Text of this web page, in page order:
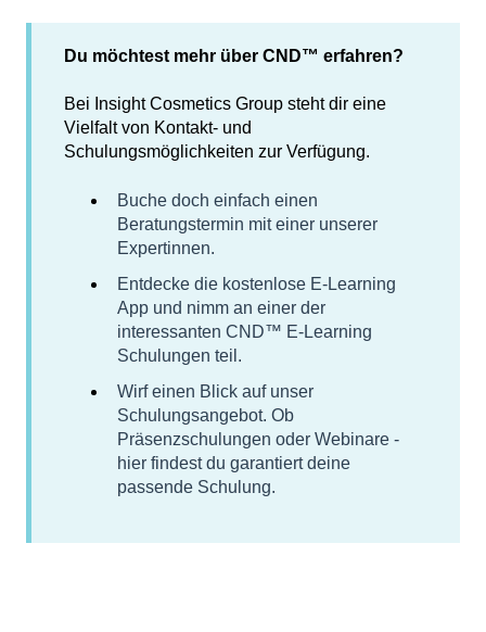
Du möchtest mehr über CND™ erfahren?
Bei Insight Cosmetics Group steht dir eine
Vielfalt von Kontakt- und
Schulungsmöglichkeiten zur Verfügung.
Buche doch einfach einen
Beratungstermin mit einer unserer
Expertinnen.
Entdecke die kostenlose E-Learning
App und nimm an einer der
interessanten CND™ E-Learning
Schulungen teil.
Wirf einen Blick auf unser
Schulungsangebot. Ob
Präsenzschulungen oder Webinare -
hier findest du garantiert deine
passende Schulung.